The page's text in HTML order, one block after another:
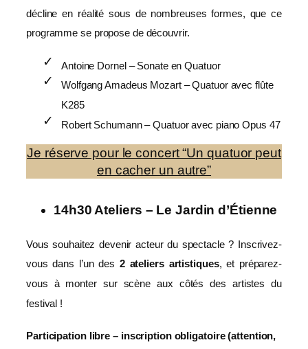
décline en réalité sous de nombreuses formes, que ce
programme se propose de découvrir.
Antoine Dornel – Sonate en Quatuor
Wolfgang Amadeus Mozart – Quatuor avec flûte
K285
Robert Schumann – Quatuor avec piano Opus 47
Je réserve pour le concert “Un quatuor peut
en cacher un autre”
14h30 Ateliers – Le Jardin d’Étienne
Vous souhaitez devenir acteur du spectacle ? Inscrivez-
vous dans l’un des 2 ateliers artistiques, et préparez-
vous à monter sur scène aux côtés des artistes du
festival !
Participation libre – inscription obligatoire (attention,